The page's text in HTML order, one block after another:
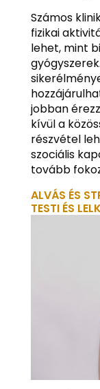
Számos
fizikai
lehet, mint
jobban
kívül a
részvétel
szociális
tovább
ALVÁS ÉS
TESTI ÉS